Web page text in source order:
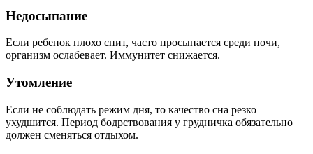
Недосыпание
Если ребенок плохо спит, часто просыпается среди ночи,
организм ослабевает. Иммунитет снижается.
Утомление
Если не соблюдать режим дня, то качество сна резко
ухудшится. Период бодрствования у грудничка обязательно
должен сменяться отдыхом.